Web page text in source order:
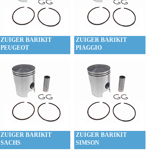
ZUIGER BARIKIT
PEUGEOT
ZUIGER BARIKIT
PIAGGIO
ZUIGER BARIKIT
SACHS
ZUIGER BARIKIT
SIMSON